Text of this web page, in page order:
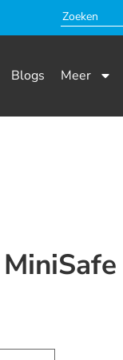
Blogs Meer